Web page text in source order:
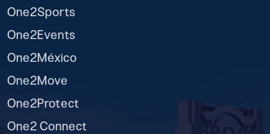
One2Sports
One2Events
One2México
One2Move
One2Protect
One2 Connect